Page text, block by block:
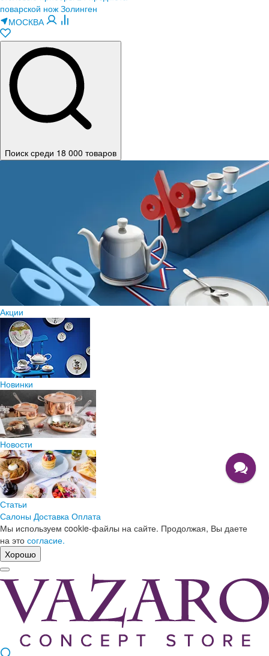
поварской нож Золинген
МОСКВА
Поиск среди 18 000 товаров
Акции
Новинки
Новости
Статьи
Салоны Доставка Оплата
Мы используем cookie-файлы на сайте. Продолжая, Вы даете
на это согласие.
Хорошо